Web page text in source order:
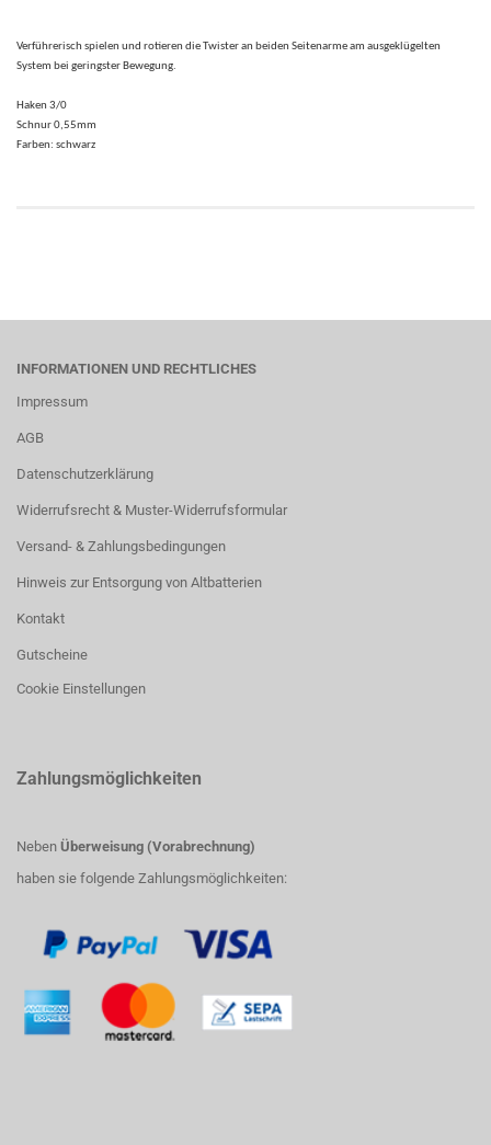
Verführ­erisch spielen und rotieren die Twister an beiden Seitenarme am aus­geklügelten
System bei geringster Bewegung.
Haken 3/0
Schnur 0,55mm
Farben: schwarz
INFORMATIONEN UND RECHTLICHES
Impressum
AGB
Datenschutzerklärung
Widerrufsrecht & Muster-Widerrufsformular
Versand- & Zahlungsbedingungen
Hinweis zur Entsorgung von Altbatterien
Kontakt
Gutscheine
Cookie Einstellungen
Zahlungsmöglichkeiten
Neben Überweisung (Vorabrechnung)
haben sie folgende Zahlungsmöglichkeiten: